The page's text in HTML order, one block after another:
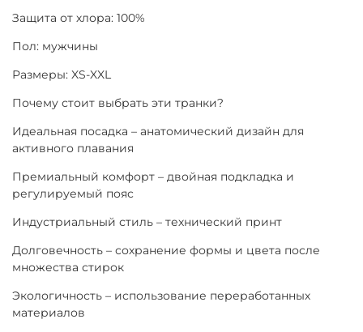
Защита от хлора: 100%
Пол: мужчины
Размеры: XS-XXL
Почему стоит выбрать эти транки?
Идеальная посадка – анатомический дизайн для
активного плавания
Премиальный комфорт – двойная подкладка и
регулируемый пояс
Индустриальный стиль – технический принт
Долговечность – сохранение формы и цвета после
множества стирок
Экологичность – использование переработанных
материалов